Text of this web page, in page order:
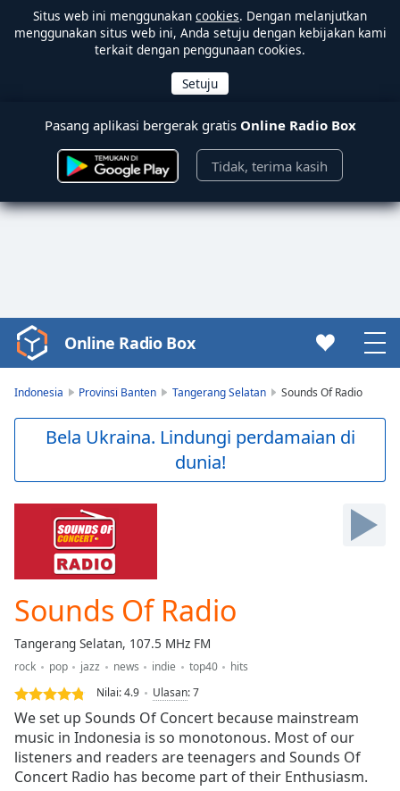
Situs web ini menggunakan cookies. Dengan melanjutkan
menggunakan situs web ini, Anda setuju dengan kebijakan kami
terkait dengan penggunaan cookies.
Pasang aplikasi bergerak gratis Online Radio Box
Tidak, terima kasih
Video
Player
Skip
Loaded:
0.00%
Stream
Type
LIVE
Seek to
live,
currently
behind
liveLIVE
Online Radio Box
Indonesia Provinsi Banten Tangerang Selatan Sounds Of Radio
Bela Ukraina. Lindungi perdamaian di
dunia!
Sounds Of Radio
Tangerang Selatan, 107.5 MHz FM
rock pop jazz news indie top40
hits
Nilai:4.9 Ulasan:7
We set up Sounds Of Concert because mainstream
music in Indonesia is so monotonous. Most of our
listeners and readers are teenagers and Sounds Of
Concert Radio has become part of their Enthusiasm.